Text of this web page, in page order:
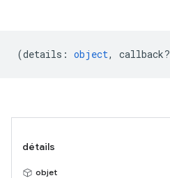
(details : object, callback?
détails
objet